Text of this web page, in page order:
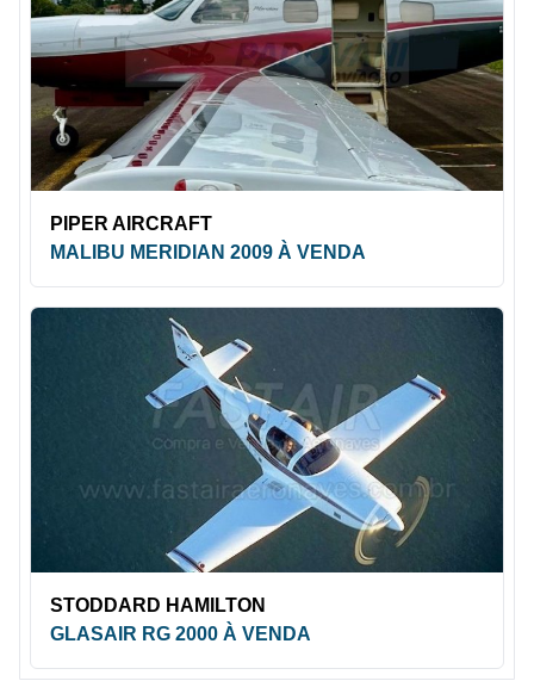
PIPER AIRCRAFT
MALIBU MERIDIAN 2009 À VENDA
STODDARD HAMILTON
GLASAIR RG 2000 À VENDA